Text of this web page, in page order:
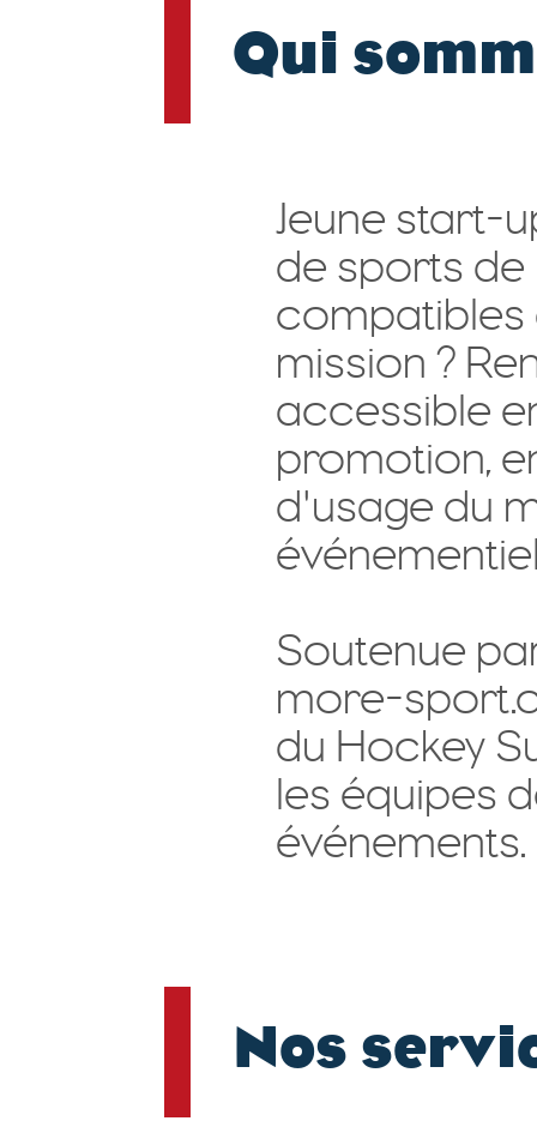
Qui
Jeune start-
de sports
compatibles
mission ?
accessible
promotion,
d'usage du
Soutenue
more-
du Hockey
les équipes
événements.
Nos